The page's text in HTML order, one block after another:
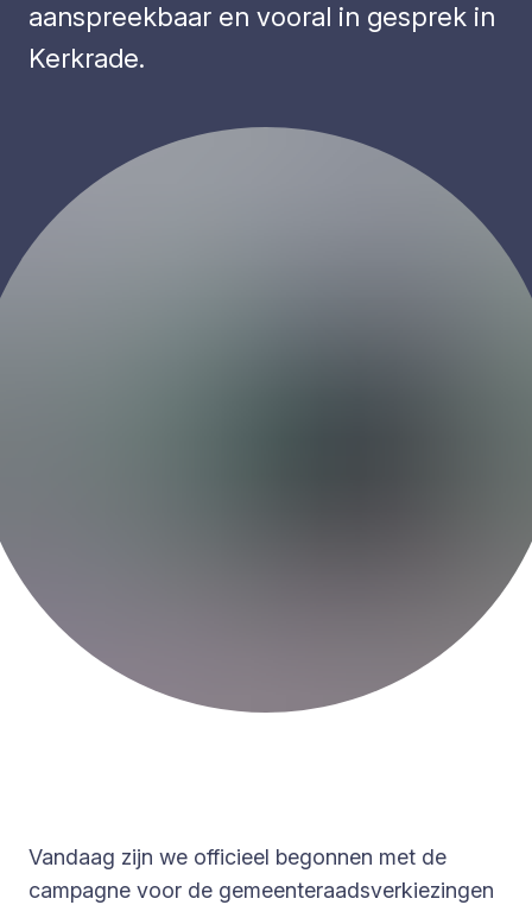
aanspreekbaar en vooral in gesprek in
Kerkrade.
Vandaag zijn we officieel begonnen met de
campagne voor de gemeenteraadsverkiezingen